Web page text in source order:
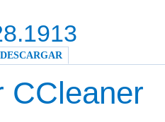
DESCARGAR
CCleaner